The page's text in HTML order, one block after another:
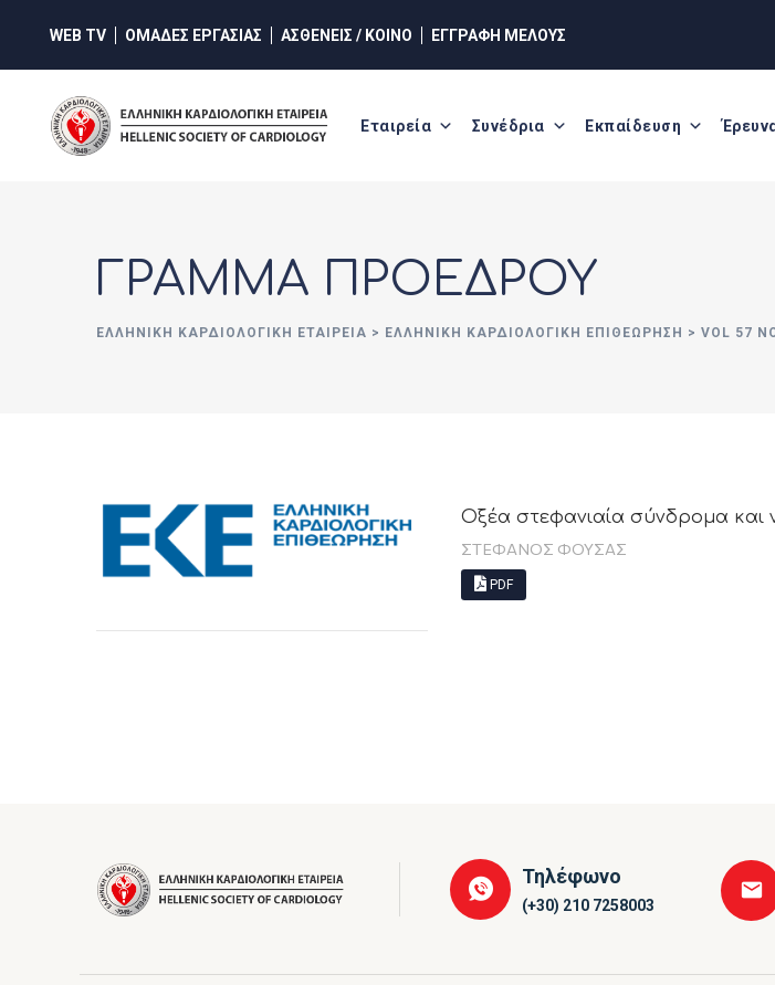
content
WEB TV ΟΜΑΔΕΣ ΕΡΓΑΣΙΑΣ ΑΣΘΕΝΕΙΣ / ΚΟΙΝΟ ΕΓΓΡΑΦΗ ΜΕΛΟΥΣ
Εταιρεία Συνέδρια Εκπαίδευση
ΓΡΑΜΜΑ ΠΡΟΕΔΡΟΥ
ΕΛΛΗΝΙΚΉ ΚΑΡΔΙΟΛΟΓΙΚΉ ΕΤΑΙΡΕΊΑ > ΕΛΛΗΝΙΚΗ ΚΑΡΔΙΟΛΟΓΙΚΗ ΕΠΙΘΕΩΡΗΣΗ > VOL 57
Οξέα στεφανιαία σύνδρομα και
ΣΤΈΦΑΝΟΣ ΦΟΎΣΑΣ
PDF
Τηλέφωνο
(+30) 210 7258003